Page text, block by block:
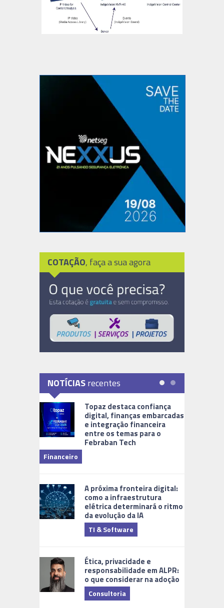
COTAÇÃO, faça a sua agora
NOTÍCIASrecentes
Topaz destaca confiança
digital, finanças embarcadas
e integração financeira
entre os temas para o
Febraban Tech
Financeiro
A próxima fronteira digital:
como a infraestrutura
elétrica determinará o ritmo
da evolução da IA
TI & Software
Ética, privacidade e
responsabilidade em ALPR:
o que considerar na adoção
Consultoria